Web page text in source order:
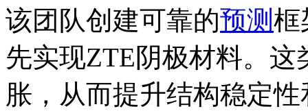
该团队创建可靠的预测 框
先实现ZTE阴极材料。
胀，从而提升结构稳定